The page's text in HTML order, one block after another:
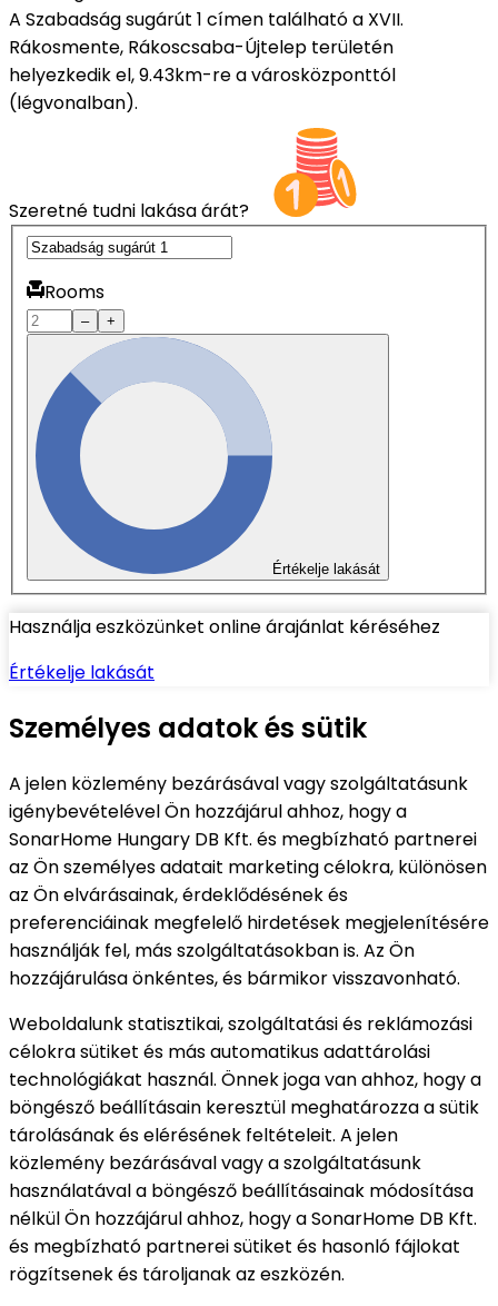
A Szabadság sugárút 1 címen található a XVII.
Rákosmente, Rákoscsaba-Újtelep területén
helyezkedik el, 9.43km-re a városközponttól
(légvonalban).
Szeretné tudni lakása árát?
Rooms
– +
Értékelje lakását
Használja eszközünket online árajánlat kéréséhez
Értékelje lakását
Személyes adatok és sütik
A jelen közlemény bezárásával vagy szolgáltatásunk
igénybevételével Ön hozzájárul ahhoz, hogy a
SonarHome Hungary DB Kft. és megbízható partnerei
az Ön személyes adatait marketing célokra, különösen
az Ön elvárásainak, érdeklődésének és
preferenciáinak megfelelő hirdetések megjelenítésére
használják fel, más szolgáltatásokban is. Az Ön
hozzájárulása önkéntes, és bármikor visszavonható.
Weboldalunk statisztikai, szolgáltatási és reklámozási
célokra sütiket és más automatikus adattárolási
technológiákat használ. Önnek joga van ahhoz, hogy a
böngésző beállításain keresztül meghatározza a sütik
tárolásának és elérésének feltételeit. A jelen
közlemény bezárásával vagy a szolgáltatásunk
használatával a böngésző beállításainak módosítása
nélkül Ön hozzájárul ahhoz, hogy a SonarHome DB Kft.
és megbízható partnerei sütiket és hasonló fájlokat
rögzítsenek és tároljanak az eszközén.